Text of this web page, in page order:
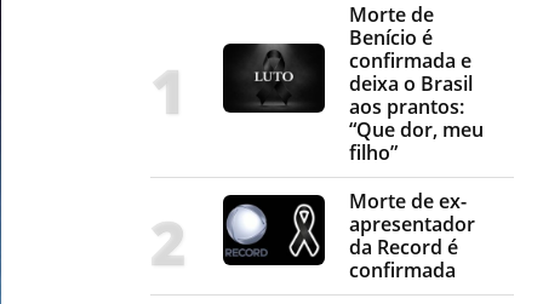
Morte de
Benício é
confirmada e
deixa o Brasil
aos prantos:
“Que dor, meu
filho”
Morte de ex-
apresentador
da Record é
confirmada